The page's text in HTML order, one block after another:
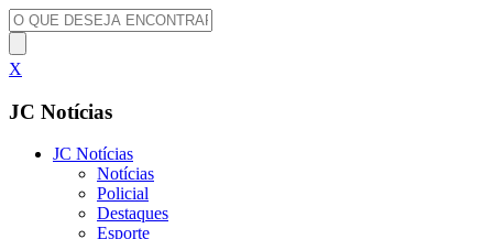
X
JC Notícias
JC Notícias
Notícias
Policial
Destaques
Esporte